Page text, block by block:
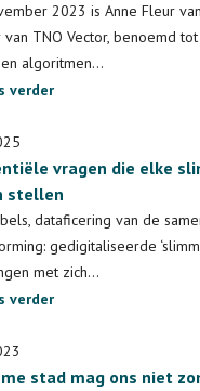
2023 is Anne Fleur
van TNO Vector, benoemd
algoritmen…
verder
van
Veenstra
bijzonder
hoogleraar
LDE
Cities
vragen die elke
stellen
dataficering van de
gedigitaliseerde
met zich…
verder
vragen
stad mag ons niet